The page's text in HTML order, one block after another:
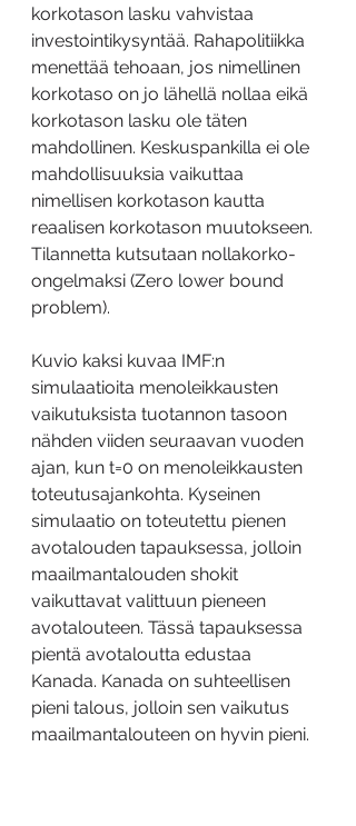
korkotason lasku vahvistaa
investointikysyntää. Rahapolitiikka
menettää tehoaan, jos nimellinen
korkotaso on jo lähellä nollaa eikä
korkotason lasku ole täten
mahdollinen. Keskuspankilla ei ole
mahdollisuuksia vaikuttaa
nimellisen korkotason kautta
reaalisen korkotason muutokseen.
Tilannetta kutsutaan nollakorko-
ongelmaksi (Zero lower bound
problem).
Kuvio kaksi kuvaa IMF:n
simulaatioita menoleikkausten
vaikutuksista tuotannon tasoon
nähden viiden seuraavan vuoden
ajan, kun t=0 on menoleikkausten
toteutusajankohta. Kyseinen
simulaatio on toteutettu pienen
avotalouden tapauksessa, jolloin
maailmantalouden shokit
vaikuttavat valittuun pieneen
avotalouteen. Tässä tapauksessa
pientä avotaloutta edustaa
Kanada. Kanada on suhteellisen
pieni talous, jolloin sen vaikutus
maailmantalouteen on hyvin pieni.